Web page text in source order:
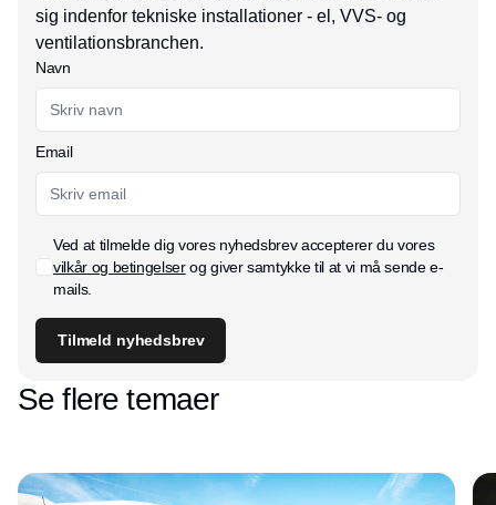
sig indenfor tekniske installationer - el, VVS- og
ventilationsbranchen.
Navn
Email
Ved at tilmelde dig vores nyhedsbrev accepterer du vores
vilkår og betingelserog giver samtykke til at vi må sende e-
mails.
Tilmeld nyhedsbrev
Se flere temaer